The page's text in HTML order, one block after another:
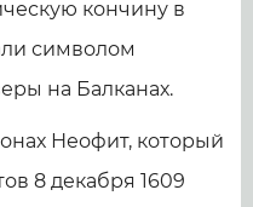
кончину в
символом
на Балканах.
Неофит, который
8 декабря 1609